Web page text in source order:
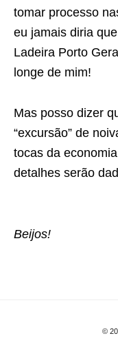
tomar processo
eu jamais diria
Ladeira Porto
longe de mim!
Mas posso dizer
“excursão” de
tocas da
detalhes serão
Beijos!
©